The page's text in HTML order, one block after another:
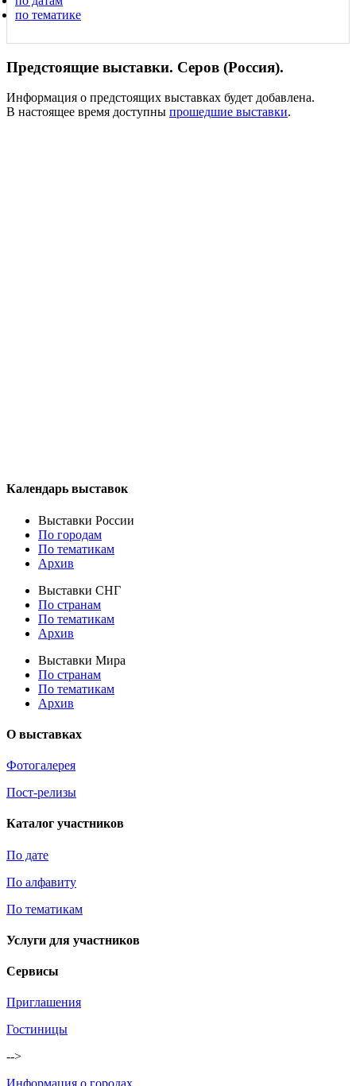
по тематике
Предстоящие выставки. Серов (Россия).
Информация о предстоящих выставках будет добавлена.
В настоящее время доступны прошедшие выставки.
Календарь выставок
Выставки России
По городам
По тематикам
Архив
Выставки СНГ
По странам
По тематикам
Архив
Выставки Мира
По странам
По тематикам
Архив
О выставках
Фотогалерея
Пост-релизы
Каталог участников
По дате
По алфавиту
По тематикам
Услуги для участников
Сервисы
Приглашения
Гостиницы
-->